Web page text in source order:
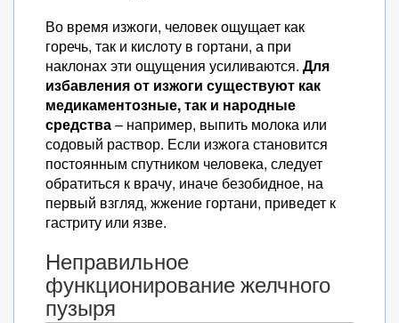
Во время изжоги, человек ощущает как
горечь, так и кислоту в гортани, а при
наклонах эти ощущения усиливаются. Для
избавления от изжоги существуют как
медикаментозные, так и народные
средства– например, выпить молока или
содовый раствор. Если изжога становится
постоянным спутником человека, следует
обратиться к врачу, иначе безобидное, на
первый взгляд, жжение гортани, приведет к
гастриту или язве.
Неправильное
функционирование желчного
пузыря